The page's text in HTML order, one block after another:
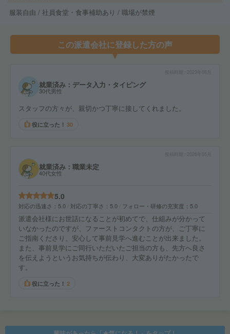
服装自由 / 社員食堂・食事補助あり / 職場が禁煙
この派遣会社に登録した方の声
就業済み：データ入力・タイピング
30代男性
スタッフの方々が、親切かつ丁寧に接してくれました。
役に立った！ 30
2026年05月
就業済み：職業未定
40代女性
5.0
対応の迅速さ 5.0 対応の丁寧さ 5.0 フォロー・研修の充実度 5.0
派遣会社様にお世話になることが初めてで、仕組みが分かって
いなかったのですが、ファーストコンタクトの方が、ご丁寧に
ご指南くださり、安心して事前見学へ進むことが出来ました。
また、事前見学にご同行いただいたご担当の方も、先方へ良さ
を伝えようというお気持ちが伝わり、大変ありがたかったで
す。
役に立った！ 2